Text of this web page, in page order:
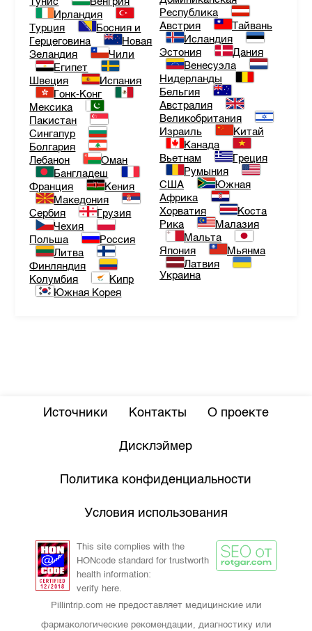
Ирландия
Турция
Босния и
Герцеговина
Новая
Зеландия
Чили
Египет
Швеция
Испания
Гонк-Конг
Мексика
Пакистан
Сингапур
Болгария
Лебанон
Оман
Бангладеш
Франция
Кения
Македония
Сербия
Грузия
Чехия
Польша
Россия
Литва
Финляндия
Колумбия
Кипр
Южная Корея
Республика
Австрия
Тайвань
Исландия
Эстония
Дания
Венесуэла
Нидерланды
Бельгия
Австралия
Великобритания
Израиль
Китай
Канада
Вьетнам
Греция
Румыния
США
Южная
Африка
Хорватия
Коста
Рика
Малазия
Мальта
Япония
Мьянма
Латвия
Украина
Источники Контакты О проекте
Дисклэймер
Политика конфиденциальности
Условия использования
This site complies with the
HONcode standard for trustworth
health information:
verify here.
Pillintrip.com не предоставляет медицинские или
фармакологические рекомендации, диагностику или